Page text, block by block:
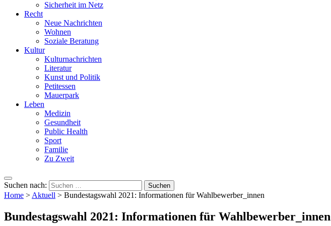
Sicherheit im Netz
Recht
Neue Nachrichten
Wohnen
Soziale Beratung
Kultur
Kulturnachrichten
Literatur
Kunst und Politik
Petitessen
Mauerpark
Leben
Medizin
Gesundheit
Public Health
Sport
Familie
Zu Zweit
Suchen nach:
Home >Aktuell > Bundestagswahl 2021: Informationen für Wahlbewerber_innen
Bundestagswahl 2021: Informationen für Wahlbewerber_innen